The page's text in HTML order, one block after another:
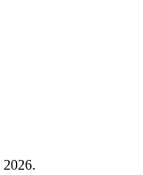
2026.